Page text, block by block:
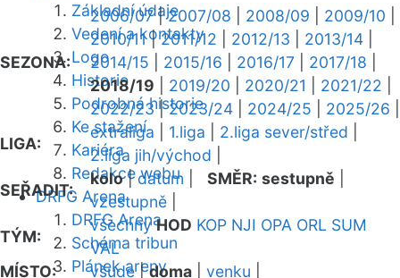
Základní údaje
Vedení a kontakty
Logo
Historie
Podrobná historie
Ke stažení
Kariéra
Redakce webu
DRFG Arena
DRFG Arena
Schéma tribun
Plánek areny
SEZONA:
2006/07|2007/08 2008/09 2009/10
2010/11|2011/12 2012/13 2013/14
2014/15
2015/16 2016/17 2017/18
2018/19
2019/20 2020/21 2021/22
2022/23|2023/24 2024/25 2025/26
LIGA:
extraliga 1.liga 2.liga sever/střed
2.liga jih/východ
SEŘADIT:
kolo|datum SMĚR: sestupně
vzestupně
TÝM:
všechny HOD KOP NJI OPA ORL SUM
VAL
MÍSTO:
všude|doma venku